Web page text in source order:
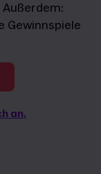
Gewinnspiele
an.